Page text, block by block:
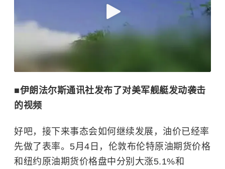
■伊朗法尔斯通讯社发布了对美军舰艇发动袭击
的视频
好吧，接下来事态会如何继续发展，油价已经率
先做了表率。5月4日，伦敦布伦特原油期货价格
和纽约原油期货价格盘中分别大涨5.1%和